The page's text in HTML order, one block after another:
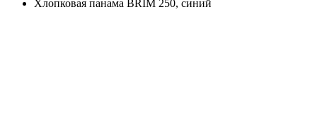
Хлопковая панама BRIM 250, синий